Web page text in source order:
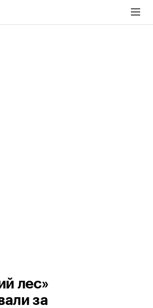
лес»
за